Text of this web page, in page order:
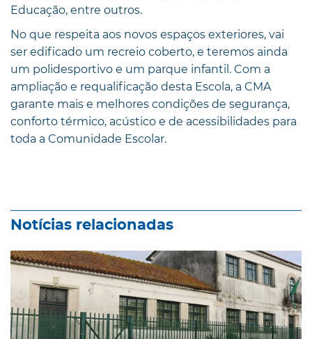
Educação, entre outros.
No que respeita aos novos espaços exteriores, vai
ser edificado um recreio coberto, e teremos ainda
um polidesportivo e um parque infantil. Com a
ampliação e requalificação desta Escola, a CMA
garante mais e melhores condições de segurança,
conforto térmico, acústico e de acessibilidades para
toda a Comunidade Escolar.
Notícias relacionadas